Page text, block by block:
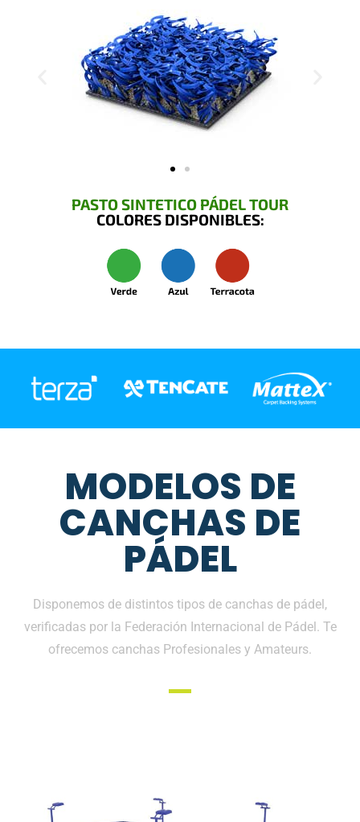
PASTO SINTETICO PÁDEL TOUR
COLORES DISPONIBLES:
MODELOS DE
CANCHAS DE
PÁDEL
Disponemos de distintos tipos de canchas de pádel,
verificadas por la Federación Internacional de Pádel. Te
ofrecemos canchas Profesionales y Amateurs.